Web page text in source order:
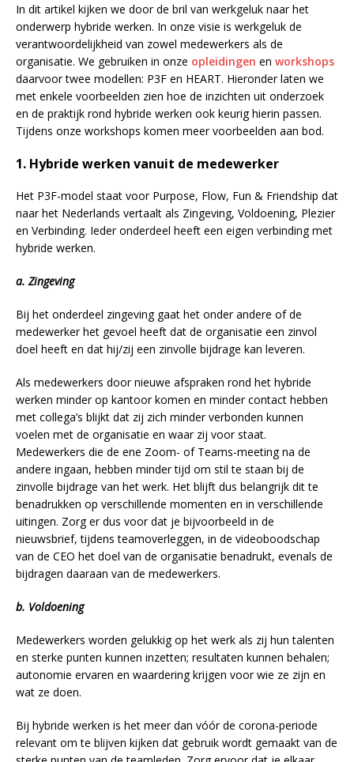
In dit artikel kijken we door de bril van werkgeluk naar het
onderwerp hybride werken. In onze visie is werkgeluk de
verantwoordelijkheid van zowel medewerkers als de
organisatie. We gebruiken in onze opleidingen en workshops
daarvoor twee modellen: P3F en HEART. Hieronder laten we
met enkele voorbeelden zien hoe de inzichten uit onderzoek
en de praktijk rond hybride werken ook keurig hierin passen.
Tijdens onze workshops komen meer voorbeelden aan bod.
1. Hybride werken vanuit de medewerker
Het P3F-model staat voor Purpose, Flow, Fun & Friendship dat
naar het Nederlands vertaalt als Zingeving, Voldoening, Plezier
en Verbinding. Ieder onderdeel heeft een eigen verbinding met
hybride werken.
a. Zingeving
Bij het onderdeel zingeving gaat het onder andere of de
medewerker het gevoel heeft dat de organisatie een zinvol
doel heeft en dat hij/zij een zinvolle bijdrage kan leveren.
Als medewerkers door nieuwe afspraken rond het hybride
werken minder op kantoor komen en minder contact hebben
met collega’s blijkt dat zij zich minder verbonden kunnen
voelen met de organisatie en waar zij voor staat.
Medewerkers die de ene Zoom- of Teams-meeting na de
andere ingaan, hebben minder tijd om stil te staan bij de
zinvolle bijdrage van het werk. Het blijft dus belangrijk dit te
benadrukken op verschillende momenten en in verschillende
uitingen. Zorg er dus voor dat je bijvoorbeeld in de
nieuwsbrief, tijdens teamoverleggen, in de videoboodschap
van de CEO het doel van de organisatie benadrukt, evenals de
bijdragen daaraan van de medewerkers.
b. Voldoening
Medewerkers worden gelukkig op het werk als zij hun talenten
en sterke punten kunnen inzetten; resultaten kunnen behalen;
autonomie ervaren en waardering krijgen voor wie ze zijn en
wat ze doen.
Bij hybride werken is het meer dan vóór de corona-periode
relevant om te blijven kijken dat gebruik wordt gemaakt van de